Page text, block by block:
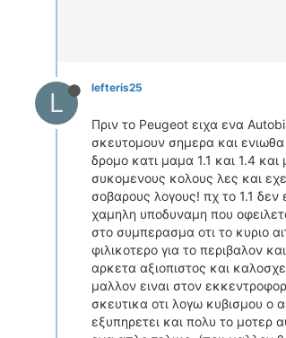
L lefteris25
Πριν το Peugeot ειχα ενα
σκευτομουν σημερα και
δρομο κατι μαμα 1.1 και 1.4
συκομενους κολους λες και
σοβαρους λογους! πχ το 1.1 δεν
χαμηλη υποδυναμη που
στο συμπερασμα οτι το κυριο
φιλικοτερο για το περιβαλον
αρκετα αξιοπιστος και
μαλλον ειναι στον
σκευτικα οτι λογω κυβισμου ο
εξυπηρετει και πολυ το μοτερ